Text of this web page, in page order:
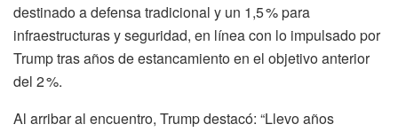
destinado a defensa tradicional y un 1,5 % para
infraestructuras y seguridad, en línea con lo impulsado por
Trump tras años de estancamiento en el objetivo anterior
del 2 %.
Al arribar al encuentro, Trump destacó: “Llevo años